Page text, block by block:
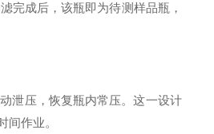
完成后，该瓶即为待测样品瓶，
泄压，恢复瓶内常压。这一设计
间作业。